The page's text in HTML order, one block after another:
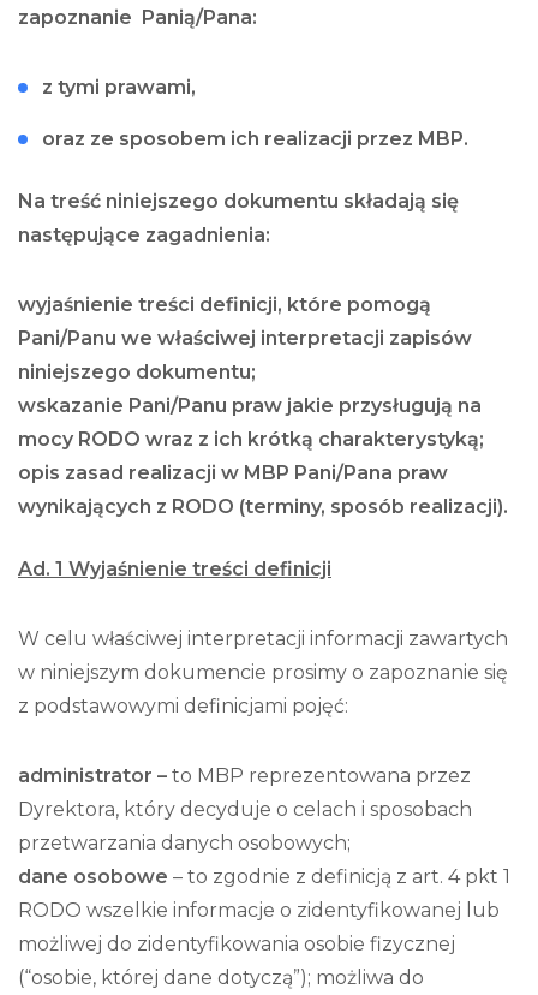
zapoznanie Panią/Pana:
z tymi prawami,
oraz ze sposobem ich realizacji przez MBP.
Na treść niniejszego dokumentu składają się
następujące zagadnienia:
wyjaśnienie treści definicji, które pomogą
Pani/Panu we właściwej interpretacji zapisów
niniejszego dokumentu;
wskazanie Pani/Panu praw jakie przysługują na
mocy RODO wraz z ich krótką charakterystyką;
opis zasad realizacji w MBP Pani/Pana praw
wynikających z RODO (terminy, sposób realizacji).
Ad. 1 Wyjaśnienie treści definicji
W celu właściwej interpretacji informacji zawartych
w niniejszym dokumencie prosimy o zapoznanie się
z podstawowymi definicjami pojęć:
administrator – to MBP reprezentowana przez
Dyrektora, który decyduje o celach i sposobach
przetwarzania danych osobowych;
dane osobowe – to zgodnie z definicją z art. 4 pkt 1
RODO wszelkie informacje o zidentyfikowanej lub
możliwej do zidentyfikowania osobie fizycznej
(“osobie, której dane dotyczą”); możliwa do